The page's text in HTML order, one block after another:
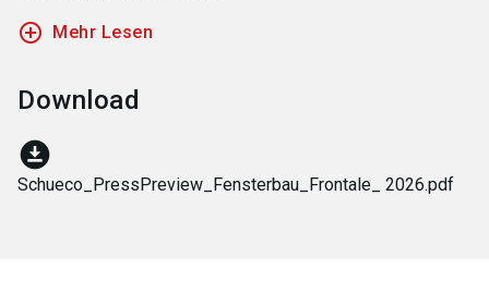
add_circle_outline Mehr Lesen
Download
download_for_offline
Schueco_PressPreview_Fensterbau_Frontale_ 2026.pdf